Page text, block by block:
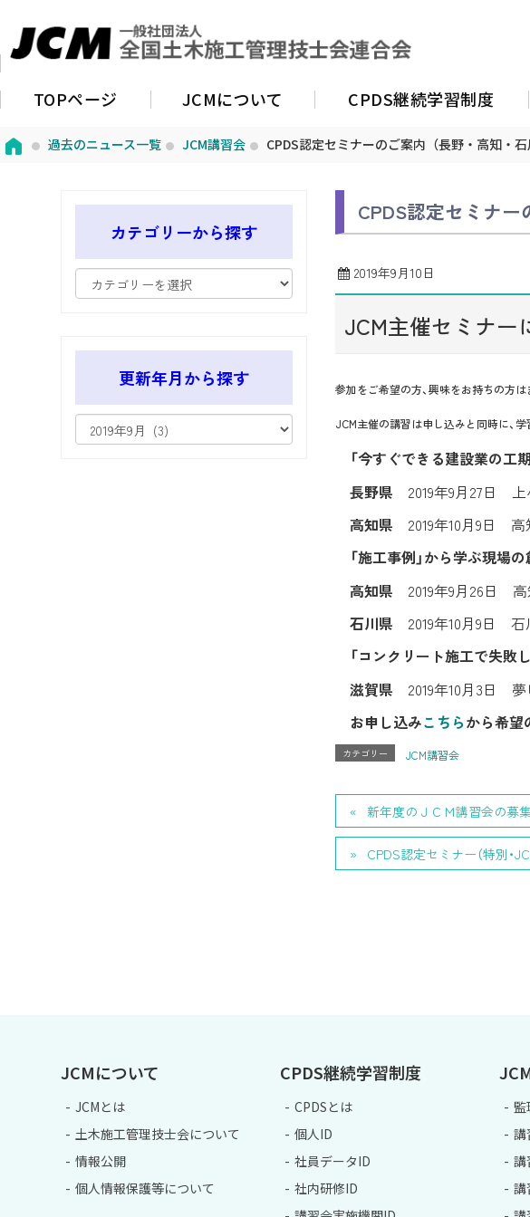
TOPページ JCMについて CPDS継続学習制度
過去のニュース一覧 JCM講習会 CPDS認定セミナーのご案内（長野・高知・石
カテゴリーから探す
更新年月から探す
CPDS認定セミナー
2019年9月10日
JCM主催セミナー
参加をご希望の方、興味をお持ちの方は
JCM主催の講習は申し込みと同時に、
「今すぐできる建設業の工
長野県 2019年9月27日
高知県 2019年10月9日
「施工事例」から学ぶ現場
高知県 2019年9月26日
石川県 2019年10月9日
「コンクリート施工で失敗
滋賀県 2019年10月3日 夢
お申し込みこちらから希望
カテゴリー JCM講習会
新年度のＪＣＭ講習会の募
CPDS認定セミナー（特別・
JCMについて
JCMとは
土木施工管理技士会について
情報公開
個人情報保護等について
CPDS継続学習制度
CPDSとは
個人ID
社員データID
社内研修ID
監
講
講
講